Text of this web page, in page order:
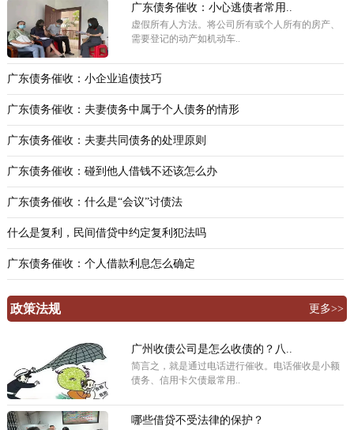
广东债务催收：小心逃债者常用..
虚假所有人方法。将公司所有或个人所有的房产、
需要登记的动产如机动车..
广东债务催收：小企业追债技巧
广东债务催收：夫妻债务中属于个人债务的情形
广东债务催收：夫妻共同债务的处理原则
广东债务催收：碰到他人借钱不还该怎么办
广东债务催收：什么是“会议”讨债法
什么是复利，民间借贷中约定复利犯法吗
广东债务催收：个人借款利息怎么确定
政策法规 更多>>
广州收债公司是怎么收债的？八..
简言之，就是通过电话进行催收。电话催收是小额
债务、信用卡欠债最常用..
哪些借贷不受法律的保护？